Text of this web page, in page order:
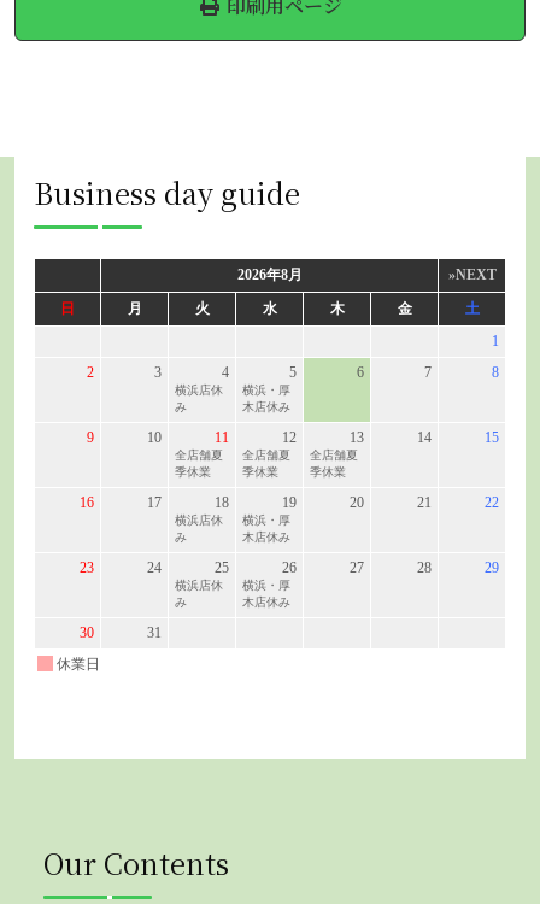
Business day guide
Our Contents